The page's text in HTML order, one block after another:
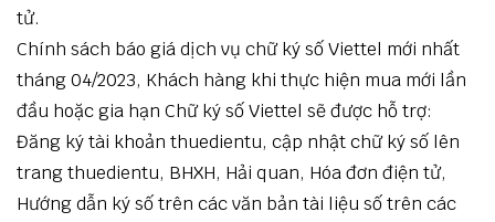
tử.
Chính sách báo giá dịch vụ chữ ký số Viettel mới nhất
tháng 04/2023, Khách hàng khi thực hiện mua mới lần
đầu hoặc gia hạn Chữ ký số Viettel sẽ được hỗ trợ:
Đăng ký tài khoản thuedientu, cập nhật chữ ký số lên
trang thuedientu, BHXH, Hải quan, Hóa đơn điện tử,
Hướng dẫn ký số trên các văn bản tài liệu số trên các